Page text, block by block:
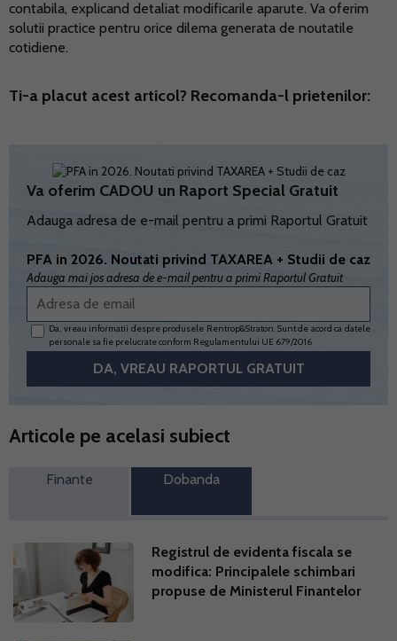
contabila, explicand detaliat modificarile aparute. Va oferim
solutii practice pentru orice dilema generata de noutatile
cotidiene.
Ti-a placut acest articol? Recomanda-l prietenilor:
Va oferim CADOU un Raport Special Gratuit
Adauga adresa de e-mail pentru a primi Raportul Gratuit
PFA in 2026. Noutati privind TAXAREA + Studii de caz
Adauga mai jos adresa de e-mail pentru a primi Raportul Gratuit
Da, vreau informatii despre produsele Rentrop&Straton. Sunt de acord ca datele
personale sa fie prelucrate conform Regulamentului UE 679/2016
Articole pe acelasi subiect
Finante Dobanda
Registrul de evidenta fiscala se
modifica: Principalele schimbari
propuse de Ministerul Finantelor